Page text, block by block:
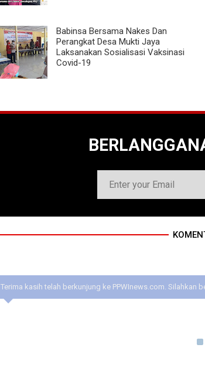
Babinsa Bersama Nakes Dan
Perangkat Desa Mukti Jaya
Laksanakan Sosialisasi Vaksinasi
Covid-19
Terima kasih telah berkunjung ke PPWInews.com. Silahkan